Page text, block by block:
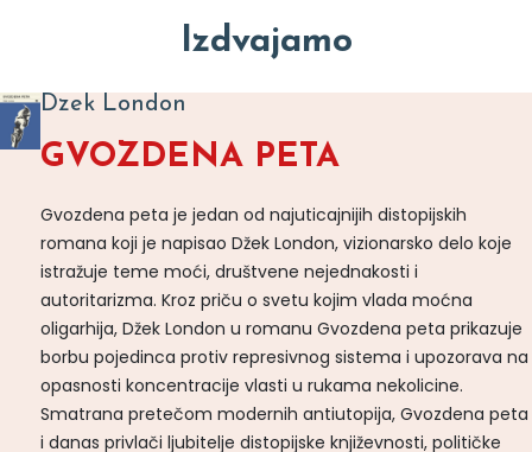
Izdvajamo
Dzek London
GVOZDENA PETA
Gvozdena peta je jedan od najuticajnijih distopijskih
romana koji je napisao Džek London, vizionarsko delo koje
istražuje teme moći, društvene nejednakosti i
autoritarizma. Kroz priču o svetu kojim vlada moćna
oligarhija, Džek London u romanu Gvozdena peta prikazuje
borbu pojedinca protiv represivnog sistema i upozorava na
opasnosti koncentracije vlasti u rukama nekolicine.
Smatrana pretečom modernih antiutopija, Gvozdena peta
i danas privlači ljubitelje distopijske književnosti, političke